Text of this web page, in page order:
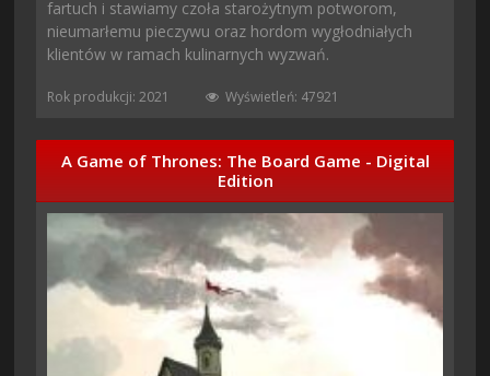
fartuch i stawiamy czoła starożytnym potworom,
nieumarłemu pieczywu oraz hordom wygłodniałych
klientów w ramach kulinarnych wyzwań.
Rok produkcji: 2021 Wyświetleń: 47921
A Game of Thrones: The Board Game - Digital
Edition